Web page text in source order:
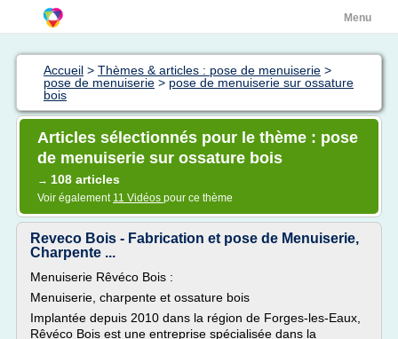
Menu
Accueil > Thèmes & articles : pose de menuiserie >
pose de menuiserie > pose de menuiserie sur ossature
bois
Articles sélectionnés pour le thème : pose
de menuiserie sur ossature bois
→ 108 articles
Voir également 11 Vidéos pour ce thème
Reveco Bois - Fabrication et pose de Menuiserie,
Charpente ...
Menuiserie Rêvéco Bois :
Menuiserie, charpente et ossature bois
Implantée depuis 2010 dans la région de Forges-les-Eaux,
Rêvéco Bois est une entreprise spécialisée dans la